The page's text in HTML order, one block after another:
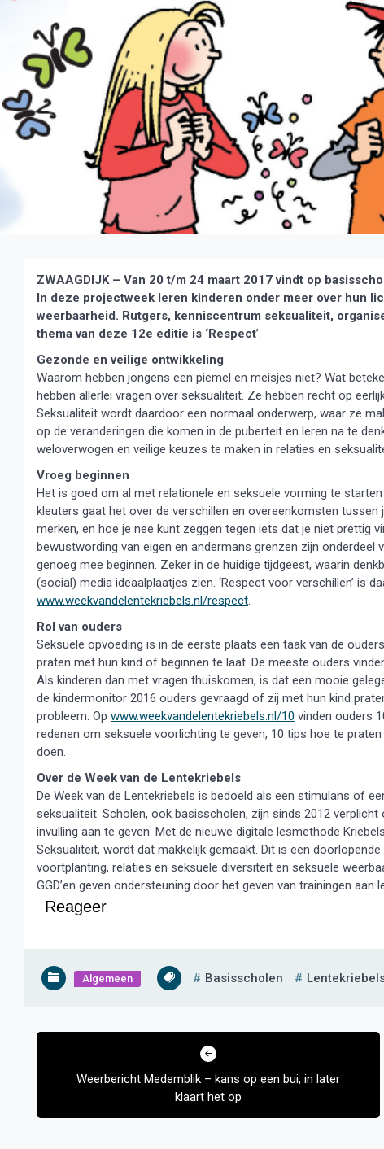
ZWAAGDIJK – Van 20 t/m 24 maart 2017 vindt op
In deze projectweek leren kinderen onder meer over hun
weerbaarheid. Rutgers, kenniscentrum seksualiteit,
thema van deze 12e editie is ‘Respect’.
Gezonde en veilige ontwikkeling
Waarom hebben jongens een piemel en meisjes niet? Wat
hebben allerlei vragen over seksualiteit. Ze hebben recht op
Seksualiteit wordt daardoor een normaal onderwerp, waar ze
op de veranderingen die komen in de puberteit en leren na te
weloverwogen en veilige keuzes te maken in relaties en
Vroeg beginnen
Het is goed om al met relationele en seksuele vorming te
kleuters gaat het over de verschillen en overeenkomsten
merken, en hoe je nee kunt zeggen tegen iets dat je niet prettig
bewustwording van eigen en andermans grenzen zijn onderdeel
genoeg mee beginnen. Zeker in de huidige tijdgeest, waarin
(social) media ideaalplaatjes zien. ‘Respect voor verschillen’ is
www.weekvandelentekriebels.nl/respect.
Rol van ouders
Seksuele opvoeding is in de eerste plaats een taak van de
praten met hun kind of beginnen te laat. De meeste ouders
Als kinderen dan met vragen thuiskomen, is dat een mooie
de kindermonitor 2016 ouders gevraagd of zij met hun kind
probleem. Op www.weekvandelentekriebels.nl/10 vinden ouders
redenen om seksuele voorlichting te geven, 10 tips hoe te
doen.
Over de Week van de Lentekriebels
De Week van de Lentekriebels is bedoeld als een stimulans of
seksualiteit. Scholen, ook basisscholen, zijn sinds 2012
invulling aan te geven. Met de nieuwe digitale lesmethode
Seksualiteit, wordt dat makkelijk gemaakt. Dit is een
voortplanting, relaties en seksuele diversiteit en seksuele
GGD’en geven ondersteuning door het geven van trainingen
Reageer
Algemeen Basisscholen
Bericht
Weerbericht Medemblik – kans op een bui, in later
klaart het op